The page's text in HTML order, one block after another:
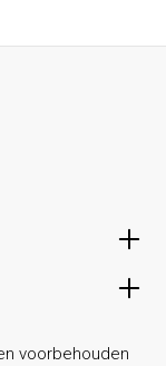
voorbehouden